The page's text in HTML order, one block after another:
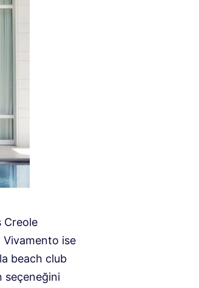
Creole
Vivamento ise
beach club
seçeneğini